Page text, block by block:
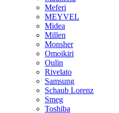
Meferi
MEYVEL
Midea
Millen
Monsher
Omoikiri
Oulin
Rivelato
Samsung
Schaub Lorenz
Smeg
Toshiba